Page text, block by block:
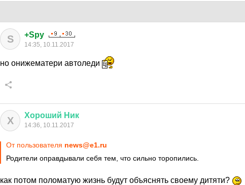
S +Spy
14:35, 10.11.2017
но онижематери автоледи
Х Хороший Ник
14:36, 10.11.2017
От пользователя news@e1.ru
Родители оправдывали себя тем, что сильно торопились.
как потом поломатую жизнь будут объяснять своему дитяти?